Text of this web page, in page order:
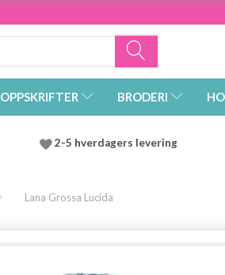
OPPSKRIFTER BRODERI
2-5 hverdagers levering
Lana Grossa Lucida